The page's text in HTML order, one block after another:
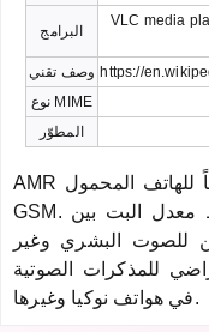
البرامج
VLC media
وصف تقني https://
نوع MIME
المطوّر
AMR هو تنسيق ترميز الكلام المصمم خصيصاً للهاتف المحمول
GSM. يتكيف تلقائياً مع ظروف الشبكة بضبط معدل البت بين
مُحسَّن للصوت البشري وغير
للمذكرات الصوتية
في هواتف نوكيا وغيرها.